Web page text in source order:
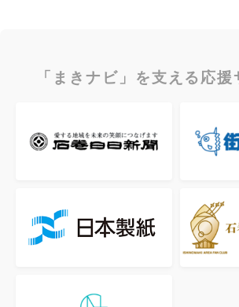
「まきナビ」を支える応